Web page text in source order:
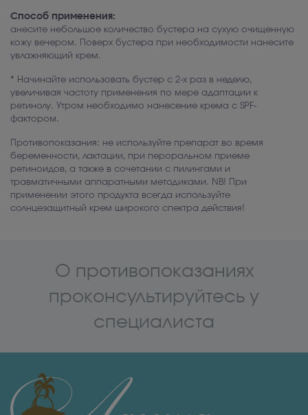
Способ применения:
анесите небольшое количество бустера на сухую очищенную
кожу вечером. Поверх бустера при необходимости нанесите
увлажняющий крем.
* Начинайте использовать бустер с 2-х раз в неделю,
увеличивая частоту применения по мере адаптации к
ретинолу. Утром необходимо нанесение крема с SPF-
фактором.
Противопоказания: не используйте препарат во время
беременности, лактации, при пероральном приеме
ретиноидов, а также в сочетании с пилингами и
травматичными аппаратными методиками. NB! При
применении этого продукта всегда используйте
солнцезащитный крем широкого спектра действия!
О противопоказаниях
проконсультируйтесь у
специалиста